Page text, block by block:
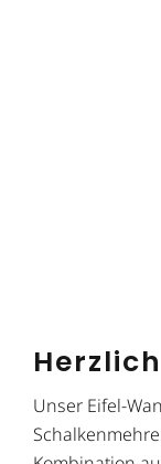
Unser Eifel-